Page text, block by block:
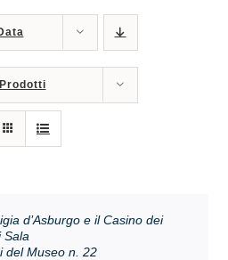
d’Asburgo e il Casino dei
Sala
del Museo n. 22